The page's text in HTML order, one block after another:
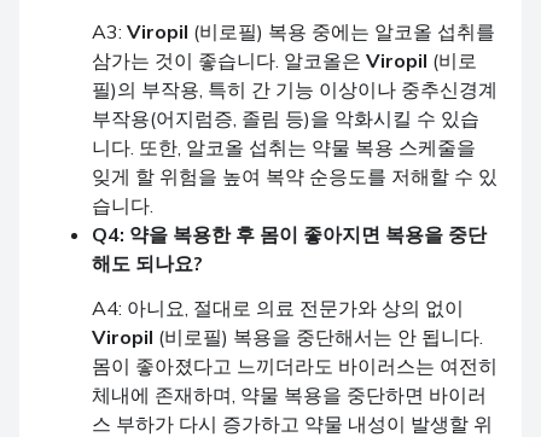
A3: Viropil (비로필) 복용 중에는 알코올 섭취를
삼가는 것이 좋습니다. 알코올은 Viropil (비로
필)의 부작용, 특히 간 기능 이상이나 중추신경계
부작용(어지럼증, 졸림 등)을 악화시킬 수 있습
니다. 또한, 알코올 섭취는 약물 복용 스케줄을
잊게 할 위험을 높여 복약 순응도를 저해할 수 있
습니다.
Q4: 약을 복용한 후 몸이 좋아지면 복용을 중단
해도 되나요?
A4: 아니요, 절대로 의료 전문가와 상의 없이
Viropil (비로필) 복용을 중단해서는 안 됩니다.
몸이 좋아졌다고 느끼더라도 바이러스는 여전히
체내에 존재하며, 약물 복용을 중단하면 바이러
스 부하가 다시 증가하고 약물 내성이 발생할 위